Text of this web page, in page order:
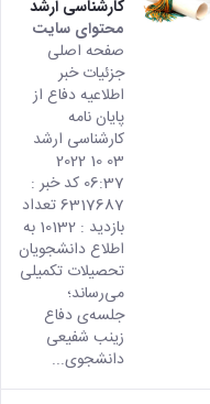
کارشناسی ارشد
محتوای سایت
صفحه اصلی
جزئیات خبر
اطلاعیه دفاع از
پایان نامه
کارشناسی ارشد
03 10 2022
06:37 کد خبر :
6317687 تعداد
بازدید : 10132 به
اطلاع دانشجویان
تحصیلات تکمیلی
می­‌رساند؛
جلسه‌ی‌ دفاع
زینب شفیعی
دانشجوی...